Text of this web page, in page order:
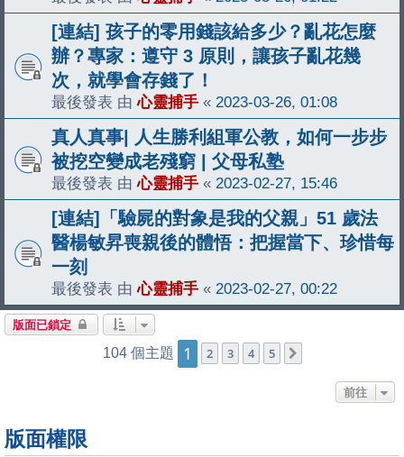
[連結] 孩子的零用錢該給多少？亂花怎麼
辦？專家：遵守 3 原則，讓孩子亂花幾
次，就學會存錢了！
最後發表 由心靈捕手 « 2023-03-26, 01:08
真人真事| 人生勝利組軍公教，如何一步步
被挖空變成老殘窮 | 父母私塾
最後發表 由心靈捕手 « 2023-02-27, 15:46
[連結]「驗屍的對象是我的父親」51 歲法
醫楊敏昇喪親後的體悟：把握當下、珍惜每
一刻
最後發表 由心靈捕手 « 2023-02-27, 00:22
版面已鎖定
104 個主題 1 2 3 4 5
前往
版面權限